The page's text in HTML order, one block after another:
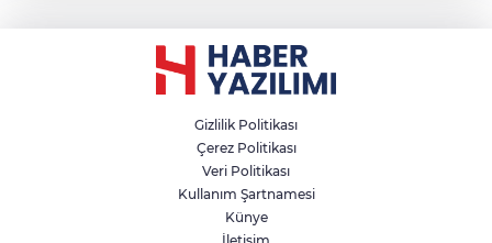
Gizlilik Politikası
Çerez Politikası
Veri Politikası
Kullanım Şartnamesi
Künye